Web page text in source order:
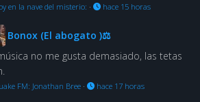
en la nave del misterio: · hace 15 horas
Bonox (El abogato )⚖
no me gusta demasiado, las tetas
FM: Jonathan Bree · hace 17 horas